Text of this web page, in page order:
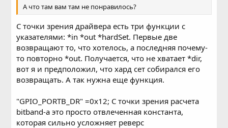
А что там вам там не понравилось?
С точки зрения драйвера есть три функции с
указателями: *in *out *hardSet. Первые две
возвращают то, что хотелось, а последняя почему-
то повторно *out. Получается, что не хватает *dir,
вот я и предположил, что хард сет собирался его
возвращать. А так нужна еще функция.
"GPIO_PORTB_DR" =0x12; С точки зрения расчета
bitband-а это просто отвлеченная константа,
которая сильно усложняет реверс